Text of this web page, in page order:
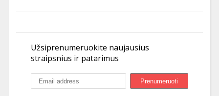
Užsiprenumeruokite naujausius
straipsnius ir patarimus